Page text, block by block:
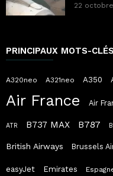
22 octobre
PRINCIPAUX MOTS-CLÉS
A320neo A321neo A350
Air France Air
ATR B737 MAX B787
British Airways Brussels
easyJet Emirates